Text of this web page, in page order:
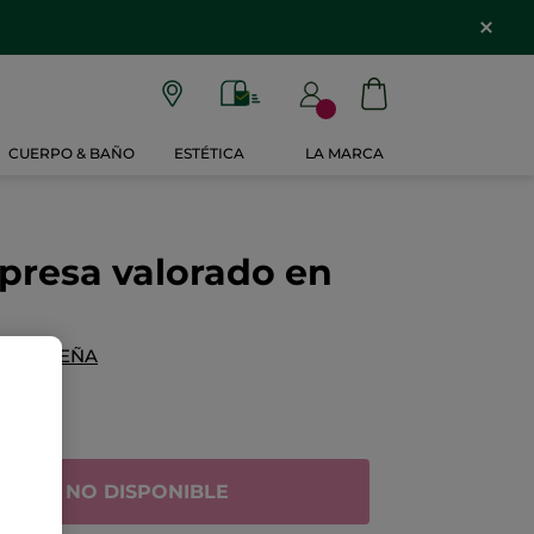
CUERPO & BAÑO ESTÉTICA LA MARCA
valorado en
RESEÑA
NO DISPONIBLE